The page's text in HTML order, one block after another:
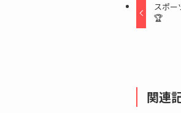
スポー
🏆
関連